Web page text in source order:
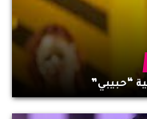
“حبيبي”